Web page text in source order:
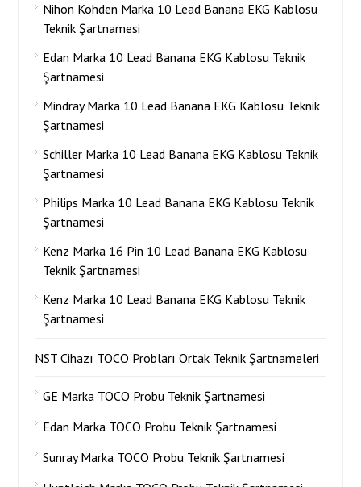
Nihon Kohden Marka 10 Lead Banana EKG Kablosu
Teknik Şartnamesi
Edan Marka 10 Lead Banana EKG Kablosu Teknik
Şartnamesi
Mindray Marka 10 Lead Banana EKG Kablosu Teknik
Şartnamesi
Schiller Marka 10 Lead Banana EKG Kablosu Teknik
Şartnamesi
Philips Marka 10 Lead Banana EKG Kablosu Teknik
Şartnamesi
Kenz Marka 16 Pin 10 Lead Banana EKG Kablosu
Teknik Şartnamesi
Kenz Marka 10 Lead Banana EKG Kablosu Teknik
Şartnamesi
NST Cihazı TOCO Probları Ortak Teknik Şartnameleri
GE Marka TOCO Probu Teknik Şartnamesi
Edan Marka TOCO Probu Teknik Şartnamesi
Sunray Marka TOCO Probu Teknik Şartnamesi